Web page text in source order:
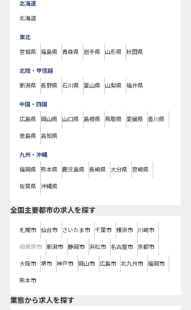
北海道
北海道
東北
宮城県 福島県 青森県 岩手県 山形県 秋田県
北陸・甲信越
新潟県 長野県 石川県 富山県 山梨県 福井県
中国・四国
広島県 岡山県 山口県 島根県 鳥取県 愛媛県 香川県
徳島県 高知県
九州・沖縄
福岡県 熊本県 鹿児島県 長崎県 大分県 宮崎県
佐賀県 沖縄県
全国主要都市の求人を探す
札幌市 仙台市 さいたま市 千葉市 横浜市 川崎市
相模原市 新潟市 静岡市 浜松市 名古屋市 京都市
大阪市 堺市 神戸市 岡山市 広島市 北九州市 福岡市
熊本市
業態から求人を探す